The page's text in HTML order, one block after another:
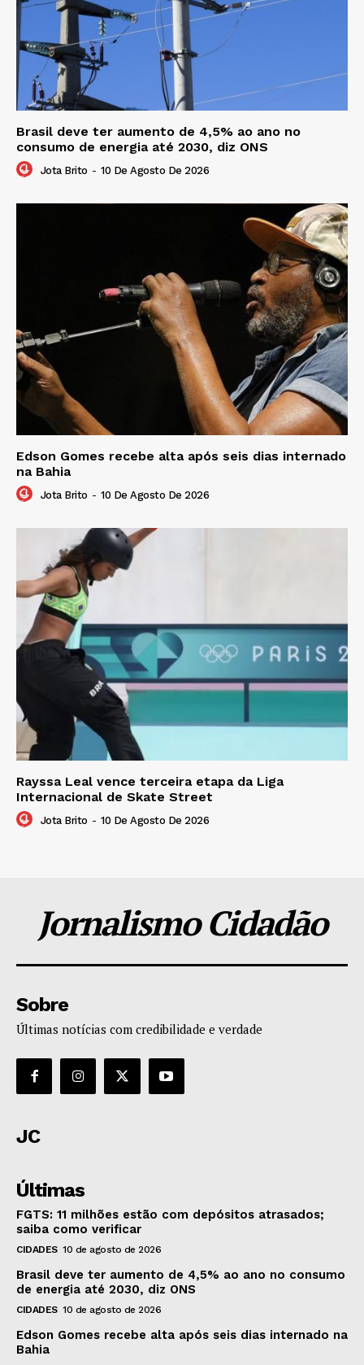
Brasil deve ter aumento de 4,5% ao ano no
consumo de energia até 2030, diz ONS
Jota Brito - 10 De Agosto De 2026
Edson Gomes recebe alta após seis dias internado
na Bahia
Jota Brito - 10 De Agosto De 2026
Rayssa Leal vence terceira etapa da Liga
Internacional de Skate Street
Jota Brito - 10 De Agosto De 2026
Jornalismo Cidadão
Sobre
Últimas notícias com credibilidade e verdade
JC
Últimas
FGTS: 11 milhões estão com depósitos atrasados;
saiba como verificar
CIDADES 10 de agosto de 2026
Brasil deve ter aumento de 4,5% ao ano no consumo
de energia até 2030, diz ONS
CIDADES 10 de agosto de 2026
Edson Gomes recebe alta após seis dias internado na
Bahia